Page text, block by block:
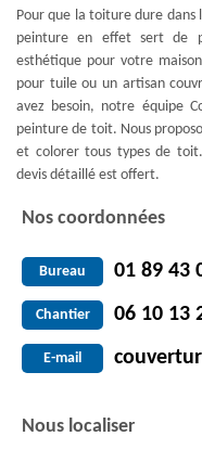
Pour que la toiture dure dans
peinture en effet sert de
esthétique pour votre
pour tuile ou un artisan
avez besoin, notre équipe
peinture de toit. Nous
et colorer tous types de
devis détaillé est offert.
Nos coordonnées
Bureau 01 89 43
Chantier 06 10 13
E-mail
Nous localiser